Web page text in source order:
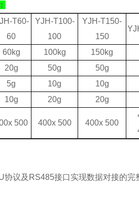
T60-
60
YJH-T100-
100
YJH-T150-
150
60kg 100kg 150kg
20g 50g 50g
5g 10g 10g
10g 20g 20g
500 400x 500 400x 500
协议及RS485接口实现数据对接的完